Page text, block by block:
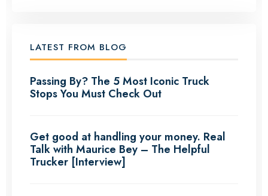
LATEST FROM BLOG
Passing By? The 5 Most Iconic Truck
Stops You Must Check Out
Get good at handling your money. Real
Talk with Maurice Bey – The Helpful
Trucker [Interview]